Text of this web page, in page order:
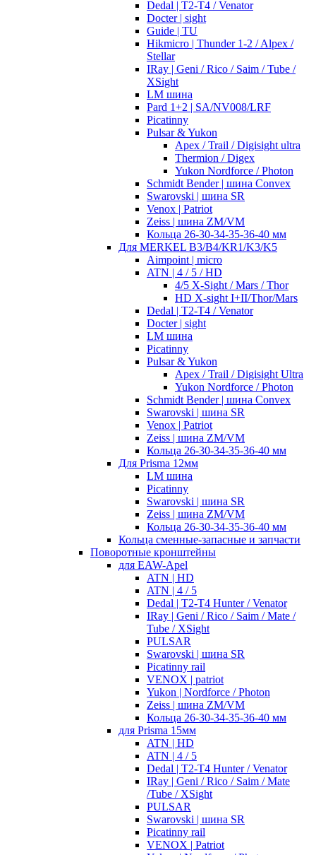
Dedal | T2-T4 / Venator
Docter | sight
Guide | TU
Hikmicro | Thunder 1-2 / Alpex /
Stellar
IRay | Geni / Rico / Saim / Tube /
XSight
LM шина
Pard 1+2 | SA/NV008/LRF
Picatinny
Pulsar & Yukon
Apex / Trail / Digisight ultra
Thermion / Digex
Yukon Nordforce / Photon
Schmidt Bender | шина Convex
Swarovski | шина SR
Venox | Patriot
Zeiss | шина ZM/VM
Кольца 26-30-34-35-36-40 мм
Для MERKEL B3/B4/KR1/K3/K5
Aimpoint | micro
ATN | 4 / 5 / HD
4/5 X-Sight / Mars / Thor
HD X-sight I+II/Thor/Mars
Dedal | T2-T4 / Venator
Docter | sight
LM шина
Picatinny
Pulsar & Yukon
Apex / Trail / Digisight Ultra
Yukon Nordforce / Photon
Schmidt Bender | шина Convex
Swarovski | шина SR
Venox | Patriot
Zeiss | шина ZM/VM
Кольца 26-30-34-35-36-40 мм
Для Prisma 12мм
LM шина
Picatinny
Swarovski | шина SR
Zeiss | шина ZM/VM
Кольца 26-30-34-35-36-40 мм
Кольца сменные-запасные и запчасти
Поворотные кронштейны
для EAW-Apel
ATN | HD
ATN | 4 / 5
Dedal | T2-T4 Hunter / Venator
IRay | Geni / Rico / Saim / Mate /
Tube / XSight
PULSAR
Swarovski | шина SR
Picatinny rail
VENOX | patriot
Yukon | Nordforce / Photon
Zeiss | шина ZM/VM
Кольца 26-30-34-35-36-40 мм
для Prisma 15мм
ATN | HD
ATN | 4 / 5
Dedal | T2-T4 Hunter / Venator
IRay | Geni / Rico / Saim / Mate
/Tube / XSight
PULSAR
Swarovski | шина SR
Picatinny rail
VENOX | Patriot